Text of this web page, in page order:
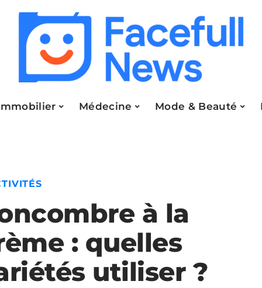
Médecine Mode & Beauté
à la
: quelles
utiliser ?